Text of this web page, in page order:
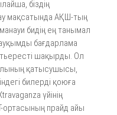
біздің
мақсатында АҚШ-тың
бидің ең танымал
бағдарлама
шақырды. Ол
қатысушысы,
билерді қоюға
үйінің
ортасының прайд айы